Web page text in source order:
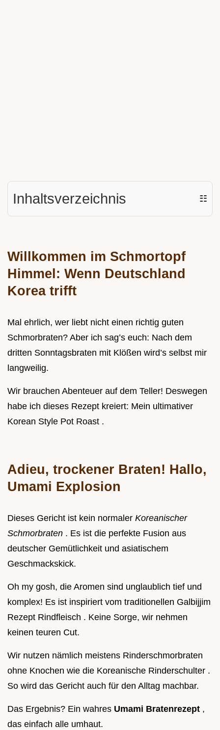
Inhaltsverzeichnis ☷
Willkommen im Schmortopf
Himmel: Wenn Deutschland
Korea trifft
Mal ehrlich, wer liebt nicht einen richtig guten
Schmorbraten? Aber ich sag’s euch: Nach dem
dritten Sonntagsbraten mit Klößen wird’s selbst mir
langweilig.
Wir brauchen Abenteuer auf dem Teller! Deswegen
habe ich dieses Rezept kreiert: Mein ultimativer
Korean Style Pot Roast .
Adieu, trockener Braten! Hallo,
Umami Explosion
Dieses Gericht ist kein normaler Koreanischer
Schmorbraten . Es ist die perfekte Fusion aus
deutscher Gemütlichkeit und asiatischem
Geschmackskick.
Oh my gosh, die Aromen sind unglaublich tief und
komplex! Es ist inspiriert vom traditionellen Galbijjim
Rezept Rindfleisch . Keine Sorge, wir nehmen
keinen teuren Cut.
Wir nutzen nämlich meistens Rinderschmorbraten
ohne Knochen wie die Koreanische Rinderschulter .
So wird das Gericht auch für den Alltag machbar.
Das Ergebnis? Ein wahres Umami Bratenrezept ,
das einfach alle umhaut.